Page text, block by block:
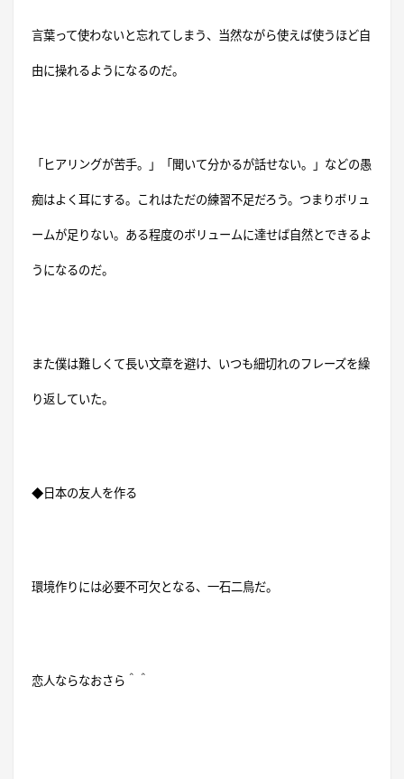
言葉って使わないと忘れてしまう、当然ながら使えば使うほど自
由に操れるようになるのだ。
「ヒアリングが苦手。」「聞いて分かるが話せない。」などの愚
痴はよく耳にする。これはただの練習不足だろう。つまりボリュ
ームが足りない。ある程度のボリュームに達せば自然とできるよ
うになるのだ。
また僕は難しくて長い文章を避け、いつも細切れのフレーズを繰
り返していた。
◆日本の友人を作る
環境作りには必要不可欠となる、一石二鳥だ。
恋人ならなおさら＾＾